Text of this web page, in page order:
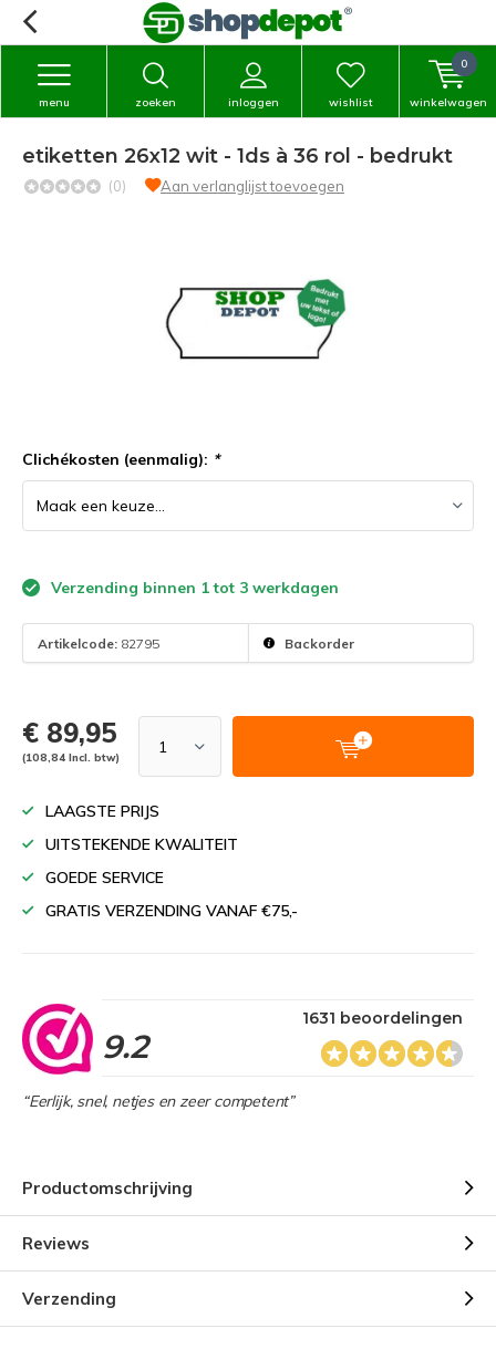
zoeken inloggen
menu wishlist winkelwagen
0
etiketten 26x12 wit - 1ds à 36 rol - bedrukt
(0) Aan verlanglijst toevoegen
Clichékosten (eenmalig): *
Verzending binnen 1 tot 3 werkdagen
Artikelcode: 82795 Backorder
€ 89,95
(108,84 Incl. btw)
LAAGSTE PRIJS
UITSTEKENDE KWALITEIT
GOEDE SERVICE
GRATIS VERZENDING VANAF €75,-
9.2
1631 beoordelingen
“Eerlijk, snel, netjes en zeer competent”
Productomschrijving
Reviews
Verzending